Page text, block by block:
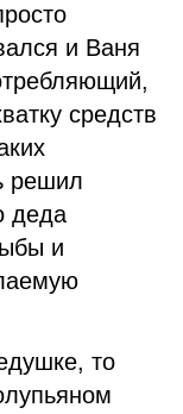
и Ваня
средств
решил
деда
и
то